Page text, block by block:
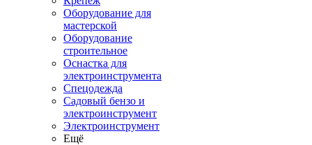
Оборудование для
мастерской
Оборудование
строительное
Оснастка для
электроинструмента
Спецодежда
Садовый бензо и
электроинструмент
Электроинструмент
Ещё